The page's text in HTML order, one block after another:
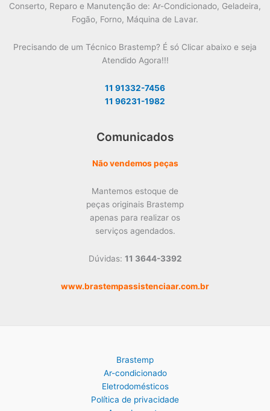
Conserto, Reparo e Manutenção de: Ar-Condicionado, Geladeira,
Fogão, Forno, Máquina de Lavar.
Precisando de um Técnico Brastemp? É só Clicar abaixo e seja
Atendido Agora!!!
11 91332-7456
11 96231-1982
Comunicados
Não vendemos peças
Mantemos estoque de
peças originais Brastemp
apenas para realizar os
serviços agendados.
Dúvidas: 11 3644-3392
www.brastempassistenciaar.com.br
Brastemp
Ar-condicionado
Eletrodomésticos
Política de privacidade